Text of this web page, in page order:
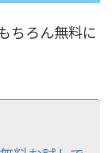
ちろん無料に